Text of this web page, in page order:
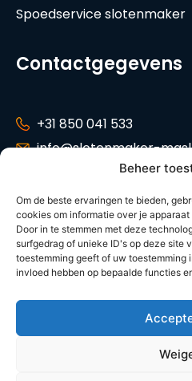
Beheer
Om de beste ervaringen te bieden,
cookies om informatie over je
Door in te stemmen met deze
surfgedrag of unieke ID's op deze site
toestemming geeft of uw toestemming
invloed hebben op bepaalde functies
Spoedservice slotenmaker
Contactgegevens
+31 850 041 533
info@slotenmaker-
Tankenberg 34,
2716 GP Zoetermeer
KVK: 42014621
Tarieven
© 2026 | Slotenmaker-
Algemene voorwaarden